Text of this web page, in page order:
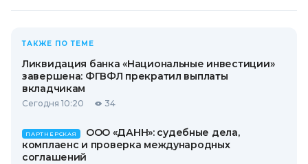
ТАКЖЕ ПО ТЕМЕ
Ликвидация банка «Национальные инвестиции»
завершена: ФГВФЛ прекратил выплаты
вкладчикам
Сегодня 10:20 34
ПАРТНЕРСКАЯ
ООО «ДАНН»: судебные дела,
комплаенс и проверка международных
соглашений